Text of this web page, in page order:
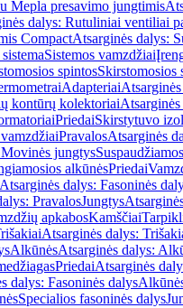
Mepla presavimo jungtimis
dalys: Rutuliniai ventiliai
CompactAtsarginės dalys:
Sistemos vamzdžiai
spintosSkirstomosios
Adapteriai
kontūrų kolektoriai
PriedaiSkirstytuvo
PravalosAtsarginės
jungtys
alkūnėsPriedai
Atsarginės dalys: Fasoninės
PravalosJungtys
apkabosKamščiai
Atsarginės dalys:
AlkūnėsAtsarginės dalys:
PriedaiAtsarginės
dalys: Fasoninės dalys
Specialios fasoninės dalys